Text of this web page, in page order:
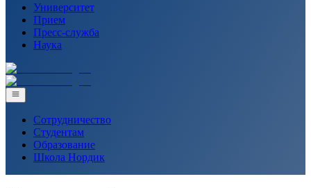
Университет
Прием
Пресс-служба
Наука
Сотрудничество
Студентам
Образование
Школа Нордик